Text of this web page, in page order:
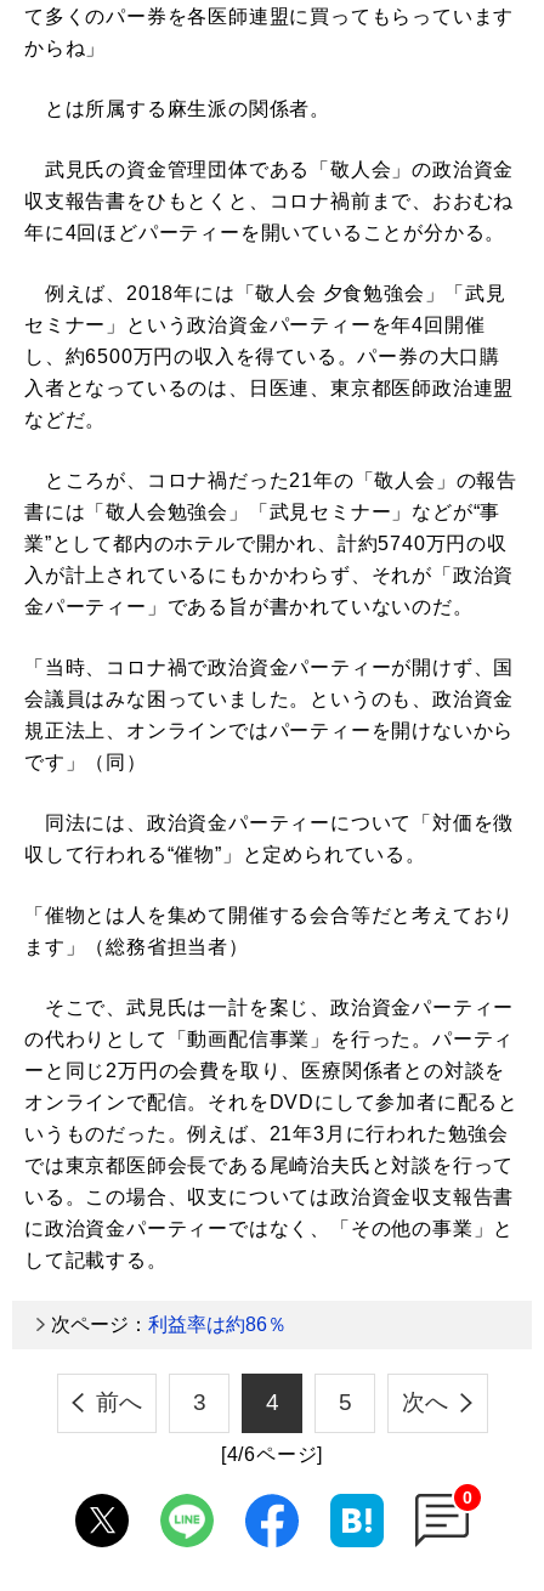
て多くのパー券を各医師連盟に買ってもらっています
からね」
とは所属する麻生派の関係者。
武見氏の資金管理団体である「敬人会」の政治資金
収支報告書をひもとくと、コロナ禍前まで、おおむね
年に4回ほどパーティーを開いていることが分かる。
例えば、2018年には「敬人会 夕食勉強会」「武見
セミナー」という政治資金パーティーを年4回開催
し、約6500万円の収入を得ている。パー券の大口購
入者となっているのは、日医連、東京都医師政治連盟
などだ。
ところが、コロナ禍だった21年の「敬人会」の報告
書には「敬人会勉強会」「武見セミナー」などが“事
業”として都内のホテルで開かれ、計約5740万円の収
入が計上されているにもかかわらず、それが「政治資
金パーティー」である旨が書かれていないのだ。
「当時、コロナ禍で政治資金パーティーが開けず、国
会議員はみな困っていました。というのも、政治資金
規正法上、オンラインではパーティーを開けないから
です」（同）
同法には、政治資金パーティーについて「対価を徴
収して行われる“催物”」と定められている。
「催物とは人を集めて開催する会合等だと考えており
ます」（総務省担当者）
そこで、武見氏は一計を案じ、政治資金パーティー
の代わりとして「動画配信事業」を行った。パーティ
ーと同じ2万円の会費を取り、医療関係者との対談を
オンラインで配信。それをDVDにして参加者に配ると
いうものだった。例えば、21年3月に行われた勉強会
では東京都医師会長である尾崎治夫氏と対談を行って
いる。この場合、収支については政治資金収支報告書
に政治資金パーティーではなく、「その他の事業」と
して記載する。
次ページ： 利益率は約86％
前へ 3 4 5 次へ
[4/6ページ]
0